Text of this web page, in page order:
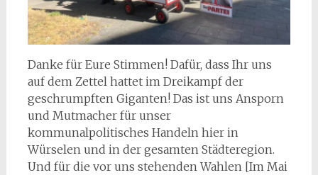
Danke für Eure Stimmen! Dafür, dass Ihr uns
auf dem Zettel hattet im Dreikampf der
geschrumpften Giganten! Das ist uns Ansporn
und Mutmacher für unser
kommunalpolitisches Handeln hier in
Würselen und in der gesamten Städteregion.
Und für die vor uns stehenden Wahlen [Im Mai